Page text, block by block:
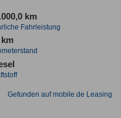
km
Fahrleistung
km
Gefunden auf mobile.de Leasing